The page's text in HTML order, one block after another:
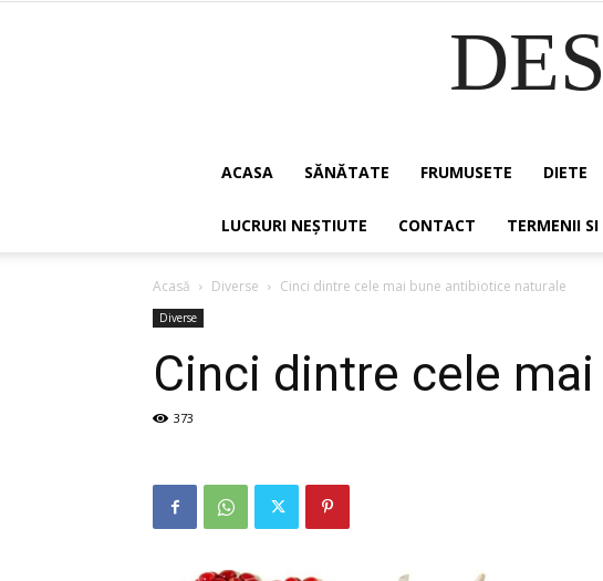
ACASA SĂNĂTATE FRUMUSETE DIETE
LUCRURI NEȘTIUTE CONTACT TERMENII
Acasă Diverse Cinci dintre cele mai bune antibiotice naturale
Diverse
Cinci dintre cele
373